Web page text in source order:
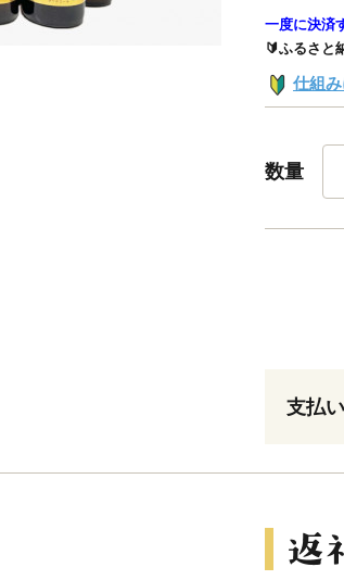
一度に決済
🔰ふるさと
仕組
数量
支払